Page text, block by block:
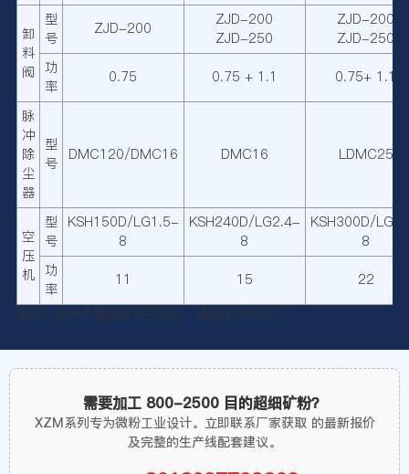
卸
料
阀
型
号
ZJD-200
ZJD-200
ZJD-250
ZJD-200
ZJD-250
功
率
0.75 0.75 + 1.1 0.75+ 1.1
脉
冲
除
尘
器
型
号
DMC120/DMC16 DMC16 LDMC25
空
压
机
型
号
KSH150D/LG1.5-
8
KSH240D/LG2.4-
8
KSH300D/
8
功
率
11 15
22
备注：表中产量指粉末石灰石，通筛率为80%。
需要加工 800-2500 目的超细矿粉？
XZM系列专为微粉工业设计。立即联系厂家获取 的最新报价
及完整的生产线配套建议。